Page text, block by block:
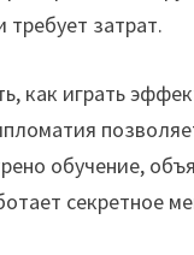
затрат.
как играть
обучение,
секретное